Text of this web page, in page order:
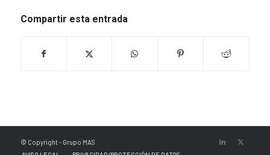
Compartir esta entrada
© Copyright - Grupo MAS